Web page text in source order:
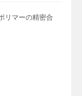
リマーの精密合